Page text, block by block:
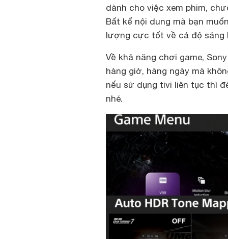
dành cho việc xem phim,
Bất kể nội dung mà bạn
lượng cực tốt về cả độ sáng
Về khả năng chơi game,
hàng giờ, hàng ngày mà
nếu sử dụng tivi liên tục thì
nhé.